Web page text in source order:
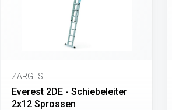
ZARGES
Everest 2DE - Schiebeleiter
2x12 Sprossen